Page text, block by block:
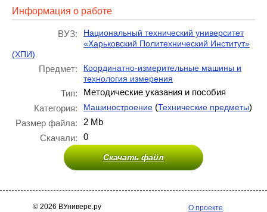
Информация о работе
ВУЗ:
Национальный технический университет
«Харьковский Политехнический Институт»
(ХПИ)
Предмет:
Координатно-измерительные машины и
технология измерения
Тип:
Методические указания и пособия
Категория:
Машиностроение (Технические предметы)
Размер файла:
2 Mb
Скачали:
0
Скачать файл
© 2026 ВУнивере.ру О проекте